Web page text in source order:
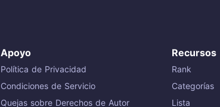
Apoyo
Política de Privacidad
Condiciones de Servicio
Quejas sobre Derechos de Autor
Recursos
Rank
Categorías
Lista